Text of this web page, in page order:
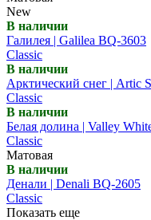
New
В наличии
Галилея | Galilea BQ-3603
Classic
В наличии
Арктический снег | Artic
Classic
В наличии
Белая долина | Valley
Classic
Матовая
В наличии
Денали | Denali BQ-2605
Classic
Показать еще